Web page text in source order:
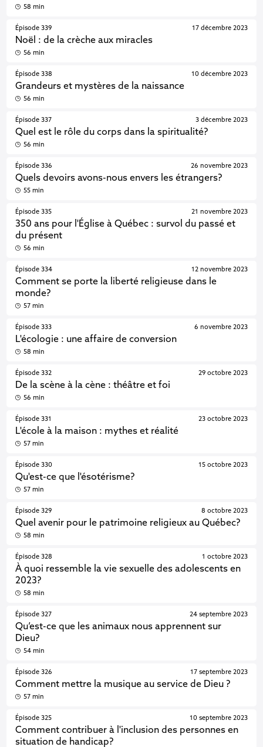
58 min
Épisode 339
Noël : de la crèche aux miracles
17 décembre 2023
56 min
Épisode 338
Grandeurs et mystères de la naissance
10 décembre 2023
56 min
Épisode 337
Quel est le rôle du corps dans la spiritualité?
3 décembre 2023
56 min
Épisode 336
Quels devoirs avons-nous envers les étrangers?
26 novembre 2023
55 min
Épisode 335
350 ans pour l'Église à Québec : survol du passé et
du présent
21 novembre 2023
56 min
Épisode 334
Comment se porte la liberté religieuse dans le
monde?
12 novembre 2023
57 min
Épisode 333
L'écologie : une affaire de conversion
6 novembre 2023
58 min
Épisode 332
De la scène à la cène : théâtre et foi
29 octobre 2023
56 min
Épisode 331
L'école à la maison : mythes et réalité
23 octobre 2023
57 min
Épisode 330
Qu'est-ce que l'ésotérisme?
15 octobre 2023
57 min
Épisode 329
Quel avenir pour le patrimoine religieux au Québec?
8 octobre 2023
58 min
Épisode 328
À quoi ressemble la vie sexuelle des adolescents en
2023?
1 octobre 2023
58 min
Épisode 327
Qu’est-ce que les animaux nous apprennent sur
Dieu?
24 septembre 2023
54 min
Épisode 326
Comment mettre la musique au service de Dieu ?
17 septembre 2023
57 min
Épisode 325
Comment contribuer à l'inclusion des personnes en
situation de handicap?
10 septembre 2023